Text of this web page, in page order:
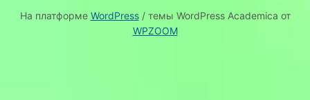
На платформе WordPress/ темы WordPress Academica от
WPZOOM